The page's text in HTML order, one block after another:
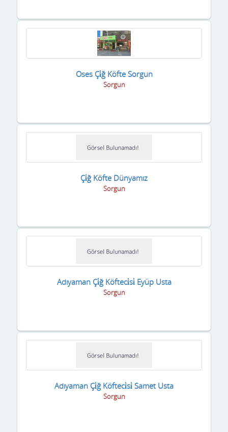
Oses Çi̇ğ Köfte Sorgun
Sorgun
Çi̇ğ Köfte Dünyamız
Sorgun
Adıyaman Çi̇ğ Köfteci̇si̇ Eyüp Usta
Sorgun
Adıyaman Çi̇ğ Köfteci̇si̇ Samet Usta
Sorgun